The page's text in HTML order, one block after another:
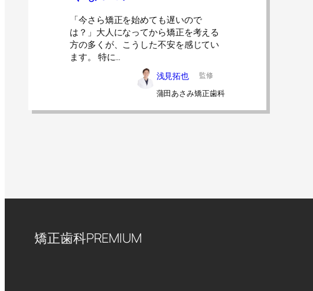
「今さら矯正を始めても遅いので
は？」大人になってから矯正を考える
方の多くが、こうした不安を感じてい
ます。 特に…
浅見拓也 監修
蒲田あさみ矯正歯科
矯正歯科PREMIUM